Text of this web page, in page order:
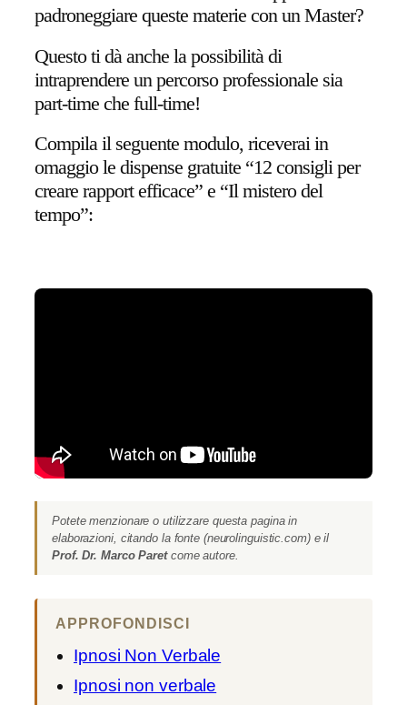
padroneggiare queste materie con un Master?
Questo ti dà anche la possibilità di
intraprendere un percorso professionale sia
part-time che full-time!
Compila il seguente modulo, riceverai in
omaggio le dispense gratuite “12 consigli per
creare rapport efficace” e “Il mistero del
tempo”:
Potete menzionare o utilizzare questa pagina in
elaborazioni, citando la fonte (neurolinguistic.com) e il
Prof. Dr. Marco Paretcome autore.
APPROFONDISCI
Ipnosi Non Verbale
Ipnosi non verbale